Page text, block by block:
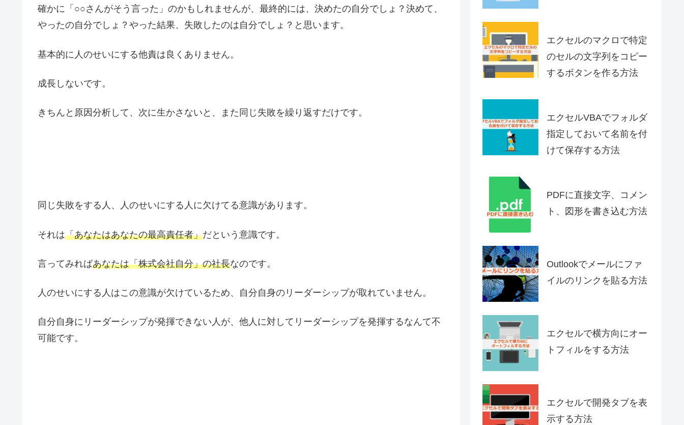
確かに「○○さんがそう言った」のかもしれませんが、最終的には、決めたの自分でしょ？決めて、
やったの自分でしょ？やった結果、失敗したのは自分でしょ？と思います。
基本的に人のせいにする他責は良くありません。
成長しないです。
きちんと原因分析して、次に生かさないと、また同じ失敗を繰り返すだけです。
同じ失敗をする人、人のせいにする人に欠けてる意識があります。
それは「あなたはあなたの最高責任者」だという意識です。
言ってみればあなたは「株式会社自分」の社長なのです。
人のせいにする人はこの意識が欠けているため、自分自身のリーダーシップが取れていません。
自分自身にリーダーシップが発揮できない人が、他人に対してリーダーシップを発揮するなんて不
可能です。
エクセルのマクロで特定
のセルの文字列をコピー
するボタンを作る方法
エクセルVBAでフォルダ
指定しておいて名前を付
けて保存する方法
PDFに直接文字、コメン
ト、図形を書き込む方法
Outlookでメールにファ
イルのリンクを貼る方法
エクセルで横方向にオー
トフィルをする方法
エクセルで開発タブを表
示する方法